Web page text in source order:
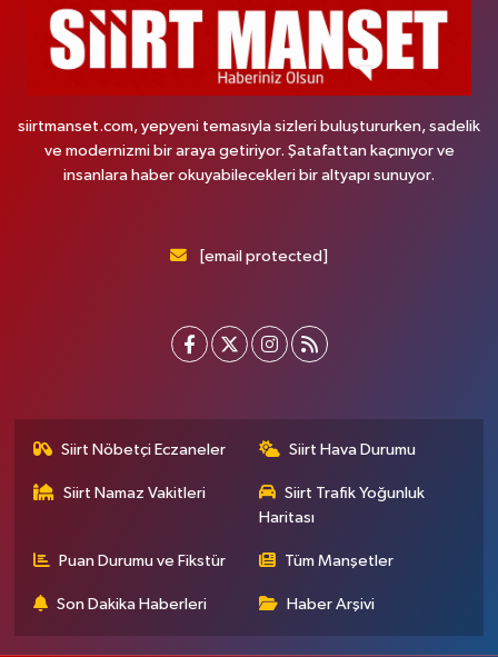
siirtmanset.com, yepyeni temasıyla sizleri buluştururken, sadelik
ve modernizmi bir araya getiriyor. Şatafattan kaçınıyor ve
insanlara haber okuyabilecekleri bir altyapı sunuyor.
[email protected]
Siirt Nöbetçi Eczaneler Siirt Hava Durumu
Siirt Namaz Vakitleri
Siirt Trafik Yoğunluk
Haritası
Puan Durumu ve Fikstür Tüm Manşetler
Son Dakika Haberleri Haber Arşivi